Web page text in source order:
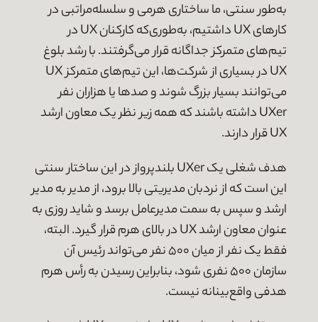
به‌طور سنتی، ما ساختاری هرمی و سلسله‌مراتبی در
کارهای UX داشتیم، به‌طوری‌که کارکنان UX در
تیم‌های متمرکز جداگانه قرار می‌گرفتند. با رشد بلوغ
UX در بسیاری از شرکت‌ها، این تیم‌های متمرکز UX
می‌توانند بسیار بزرگ شوند و صدها یا هزاران نفر
UXer داشته باشند که همه زیر نظر یک معاون ارشد
UX قرار دارند.
هدف شغلی یک UXer بلندپرواز در این ساختار سنتی
این است که از نردبان مدیریتی بالا برود، از مدیر به مدیر
ارشد و سپس به سمت مدیرعامل برسد و شاید روزی به
عنوان معاون ارشد UX در بالای هرم قرار گیرد. البته،
فقط یک نفر از میان ۵۰۰ نفر می‌تواند رئیس آن
سازمان ۵۰۰ نفری شود، بنابراین رسیدن به رأس هرم
هدفی واقع‌بینانه نیست.